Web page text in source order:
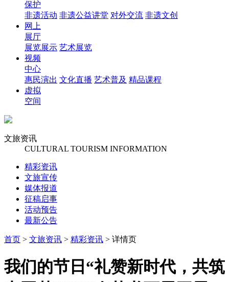
保护
非遗活动 非遗公益讲堂 对外交流 非遗文创
网上
展厅
展览展示 艺术展览
视频
中心
惠民演出 文化直播 艺术普及 精品课程
虚拟
空间
文旅资讯
CULTURAL TOURISM INFORMATION
精彩资讯
文旅宣传
媒体报道
征稿启事
活动预告
最新公告
首页 > 文旅资讯 > 精彩资讯 > 详情页
我们的节日“礼赞新时代，共筑